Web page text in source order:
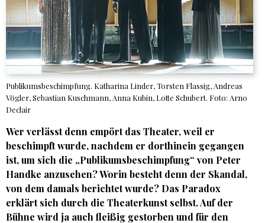
Publikumsbeschimpfung. Katharina Linder, Torsten Flassig, Andreas
Vögler, Sebastian Kuschmann, Anna Kubin, Lotte Schubert. Foto: Arno
Declair
Wer verlässt denn empört das Theater, weil er
beschimpft wurde, nachdem er dorthinein gegangen
ist, um sich die „Publikumsbeschimpfung“ von Peter
Handke anzusehen? Worin besteht denn der Skandal,
von dem damals berichtet wurde? Das Paradox
erklärt sich durch die Theaterkunst selbst. Auf der
Bühne wird ja auch fleißig gestorben und für den